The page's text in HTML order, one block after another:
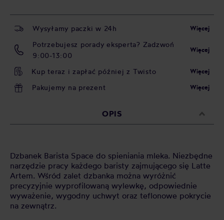
Wysyłamy paczki w 24h Więcej
Potrzebujesz porady eksperta? Zadzwoń
9:00-13:00
Więcej
Kup teraz i zapłać później z Twisto Więcej
Pakujemy na prezent Więcej
OPIS
Dzbanek Barista Space do spieniania mleka. Niezbędne
narzędzie pracy każdego baristy zajmującego się Latte
Artem. Wśród zalet dzbanka można wyróżnić
precyzyjnie wyprofilowaną wylewkę, odpowiednie
wyważenie, wygodny uchwyt oraz teflonowe pokrycie
na zewnątrz.